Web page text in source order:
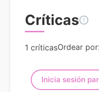
Críticas
1 críticasOrdear por:
Inicia sesión